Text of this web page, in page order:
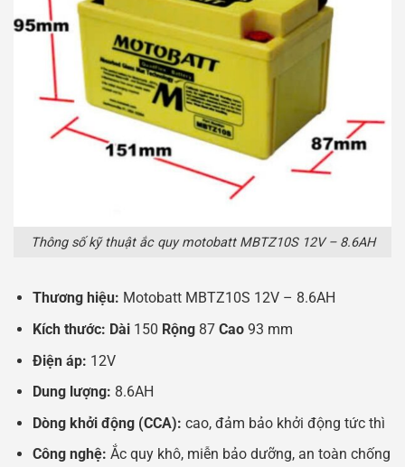
Thông số kỹ thuật ắc quy motobatt MBTZ10S 12V – 8.6AH
Thương hiệu: Motobatt MBTZ10S 12V – 8.6AH
Kích thước: Dài150 Rộng87 Cao93 mm
Điện áp: 12V
Dung lượng: 8.6AH
Dòng khởi động (CCA): cao, đảm bảo khởi động tức thì
Công nghệ: Ắc quy khô, miễn bảo dưỡng, an toàn chống